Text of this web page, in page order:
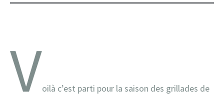
Voilà c’est parti pour la saison des grillades de